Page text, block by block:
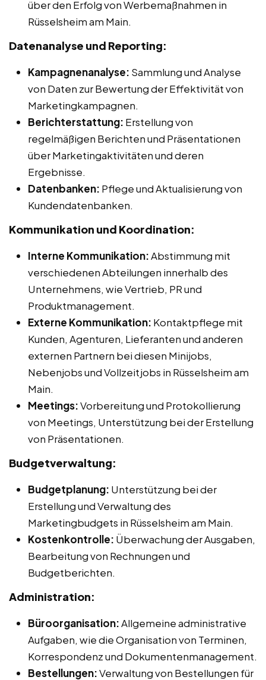
über den Erfolg von Werbemaßnahmen in
Rüsselsheim am Main.
Datenanalyse und Reporting:
Kampagnenanalyse: Sammlung und Analyse
von Daten zur Bewertung der Effektivität von
Marketingkampagnen.
Berichterstattung: Erstellung von
regelmäßigen Berichten und Präsentationen
über Marketingaktivitäten und deren
Ergebnisse.
Datenbanken: Pflege und Aktualisierung von
Kundendatenbanken.
Kommunikation und Koordination:
Interne Kommunikation:Abstimmung mit
verschiedenen Abteilungen innerhalb des
Unternehmens, wie Vertrieb, PR und
Produktmanagement.
Externe Kommunikation: Kontaktpflege mit
Kunden, Agenturen, Lieferanten und anderen
externen Partnern bei diesen Minijobs,
Nebenjobs und Vollzeitjobs in Rüsselsheim am
Main.
Meetings:Vorbereitung und Protokollierung
von Meetings, Unterstützung bei der Erstellung
von Präsentationen.
Budgetverwaltung:
Budgetplanung: Unterstützung bei der
Erstellung und Verwaltung des
Marketingbudgets in Rüsselsheim am Main.
Kostenkontrolle: Überwachung der Ausgaben,
Bearbeitung von Rechnungen und
Budgetberichten.
Administration:
Büroorganisation:Allgemeine administrative
Aufgaben, wie die Organisation von Terminen,
Korrespondenz und Dokumentenmanagement.
Bestellungen:Verwaltung von Bestellungen für